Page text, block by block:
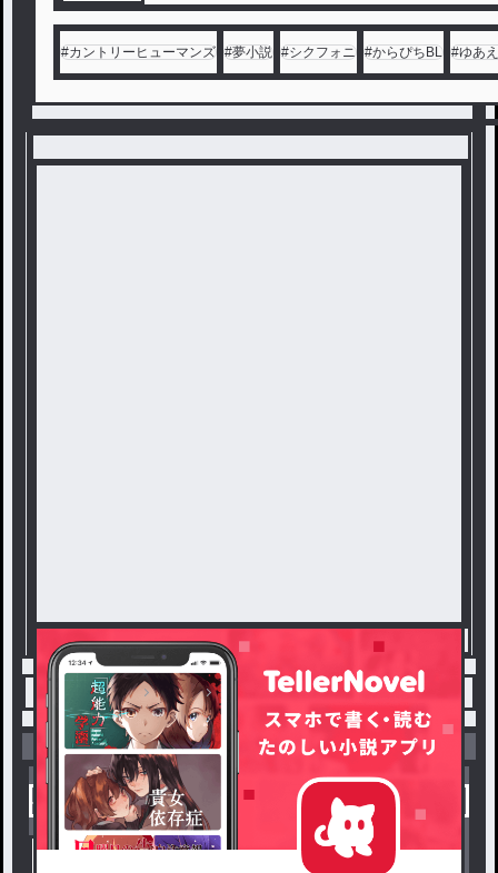
#カントリーヒューマンズ #夢小説 #シクフォニ #からぴちBL #ゆあ
トップ BL 月の海 / 渚の連載小説
小説を探す
新着小説一覧
ジャンルから探す
恋愛・ロマンス